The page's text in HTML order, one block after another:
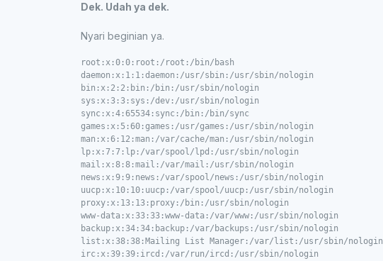
Dek. Udah ya dek.
Nyari beginian ya.
root:x:0:0:root:/root:/bin/bash
daemon:x:1:1:daemon:/usr/sbin:/usr/sbin/nologin
bin:x:2:2:bin:/bin:/usr/sbin/nologin
sys:x:3:3:sys:/dev:/usr/sbin/nologin
sync:x:4:65534:sync:/bin:/bin/sync
games:x:5:60:games:/usr/games:/usr/sbin/nologin
man:x:6:12:man:/var/cache/man:/usr/sbin/nologin
lp:x:7:7:lp:/var/spool/lpd:/usr/sbin/nologin
mail:x:8:8:mail:/var/mail:/usr/sbin/nologin
news:x:9:9:news:/var/spool/news:/usr/sbin/nologin
uucp:x:10:10:uucp:/var/spool/uucp:/usr/sbin/nologin
proxy:x:13:13:proxy:/bin:/usr/sbin/nologin
www-data:x:33:33:www-data:/var/www:/usr/sbin/nologin
backup:x:34:34:backup:/var/backups:/usr/sbin/nologin
list:x:38:38:Mailing List Manager:/var/list:/usr/sbin/nologin
irc:x:39:39:ircd:/var/run/ircd:/usr/sbin/nologin